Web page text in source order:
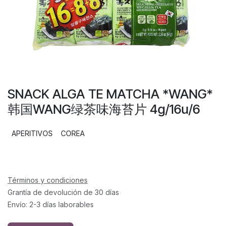
SNACK ALGA TE MATCHA *WANG*
韩国WANG绿茶味海苔片 4g/16u/6
APERITIVOS COREA
Términos y condiciones
Grantía de devolución de 30 días
Envío: 2-3 días laborables